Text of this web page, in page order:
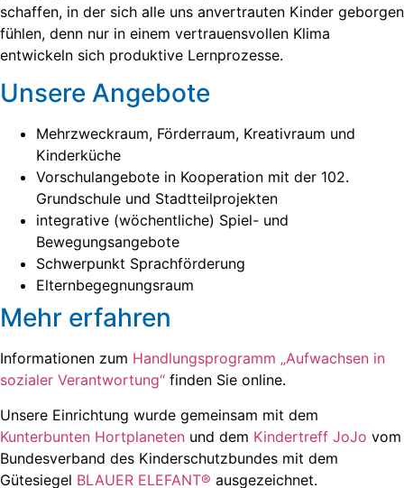
schaffen, in der sich alle uns anvertrauten Kinder geborgen
fühlen, denn nur in einem vertrauensvollen Klima
entwickeln sich produktive Lernprozesse.
Unsere Angebote
Mehrzweckraum, Förderraum, Kreativraum und
Kinderküche
Vorschulangebote in Kooperation mit der 102.
Grundschule und Stadtteilprojekten
integrative (wöchentliche) Spiel- und
Bewegungsangebote
Schwerpunkt Sprachförderung
Elternbegegnungsraum
Mehr erfahren
Informationen zum Handlungsprogramm „Aufwachsen in
sozialer Verantwortung“ finden Sie online.
Unsere Einrichtung wurde gemeinsam mit dem
Kunterbunten Hortplaneten und dem Kindertreff JoJo vom
Bundesverband des Kinderschutzbundes mit dem
Gütesiegel BLAUER ELEFANT® ausgezeichnet.